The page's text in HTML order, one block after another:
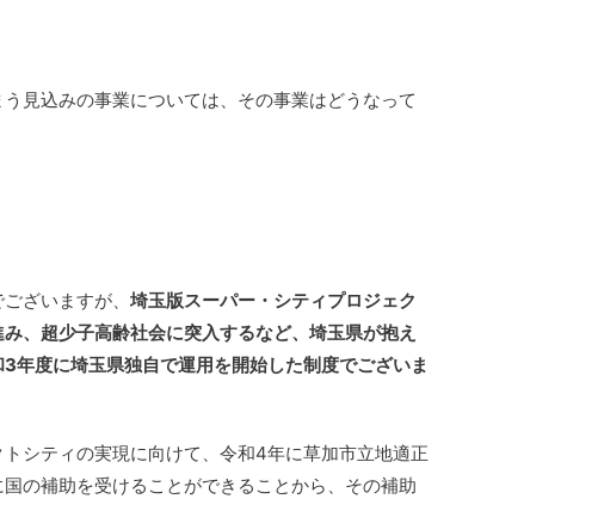
見込みの事業については、その事業はどうなって
ざいますが、 埼玉版スーパー・シティプロジェク
、超少子高齢社会に突入するなど、埼玉県が抱え
年度に埼玉県独自で運用を開始した制度でございま
シティの実現に向けて、令和4年に草加市立地適正
の補助を受けることができることから、その補助